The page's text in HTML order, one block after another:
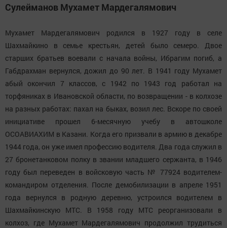
Сулейманов Мухамет Мардегалямович
Мухамет Мардегалямович родился в 1927 году в селе
Шахмайкино в семье крестьян, детей было семеро. Двое
старших братьев воевали с начала войны, Ибрагим погиб, а
Габдрахман вернулся, дожил до 90 лет. В 1941 году Мухамет
абый окончил 7 классов, с 1942 по 1943 год работал на
торфяниках в Ивановской области, по возвращении - в колхозе
на разных работах: пахал на быках, возил лес. Вскоре по своей
инициативе прошел 6-месячную учебу в автошколе
ОСОАВИАХИМ в Казани. Когда его призвали в армию в декабре
1944 года, он уже имел профессию водителя. Два года служил в
27 бронетанковом полку в звании младшего сержанта, в 1946
году был переведен в войсковую часть № 77924 водителем-
командиром отделения. После демобилизации в апреле 1951
года вернулся в родную деревню, устроился водителем в
Шахмайкинскую МТС. В 1958 году МТС реорганизовали в
колхоз, где Мухамет Мардегалямович продолжил трудиться